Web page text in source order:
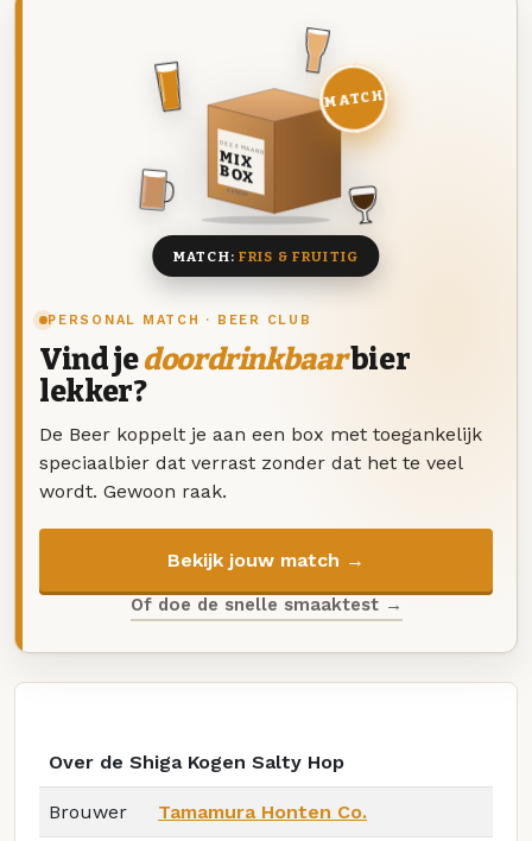
PERSONAL MATCH · BEER CLUB
Vind jedoordrinkbaarbier
lekker?
De Beer koppelt je aan een box met toegankelijk
speciaalbier dat verrast zonder dat het te veel
wordt. Gewoon raak.
Bekijk jouw match →
Of doe de snelle smaaktest →
DEZE MAAND
MIX
BOX
8 BIEREN
MATCH
MATCH: FRIS & FRUITIG
Over de Shiga Kogen Salty Hop
Brouwer Tamamura Honten Co.